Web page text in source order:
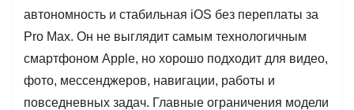
автономность и стабильная iOS без переплаты за
Pro Max. Он не выглядит самым технологичным
смартфоном Apple, но хорошо подходит для видео,
фото, мессенджеров, навигации, работы и
повседневных задач. Главные ограничения модели